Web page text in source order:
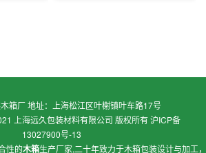
箱厂 地址：上海松江区叶榭镇叶车路17号
上海远久包装材料有限公司 版权所有沪ICP备
13027900号-13
性的木箱生产厂家,二十年致力于木箱包装设计与加工